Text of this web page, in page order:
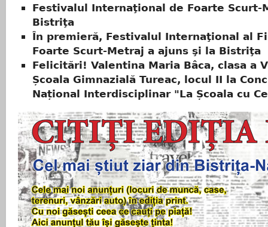
Festivalul Internaţional de Foarte Scurt-
Bistriţa
În premieră, Festivalul Internaţional al
Foarte Scurt-Metraj a ajuns şi la Bistriţa
Felicitări! Valentina Maria Bâca, clasa a
Școala Gimnazială Tureac, locul II la
Național Interdisciplinar "La Școala cu